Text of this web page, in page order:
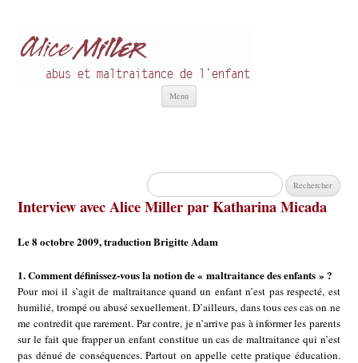
Menu
Rechercher :
Interview avec Alice Miller par Katharina Micada
Le 8 octobre 2009, traduction Brigitte Adam
1. Comment définissez-vous la notion de « maltraitance des enfants » ?
Pour moi il s’agit de maltraitance quand un enfant n’est pas respecté, est
humilié, trompé ou abusé sexuellement. D’ailleurs, dans tous ces cas on ne
me contredit que rarement. Par contre, je n’arrive pas à informer les parents
sur le fait que frapper un enfant constitue un cas de maltraitance qui n’est
pas dénué de conséquences. Partout on appelle cette pratique éducation.